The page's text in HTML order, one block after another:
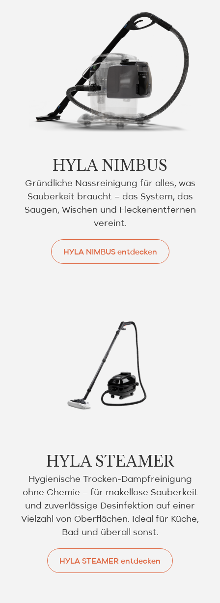
HYLA NIMBUS
Gründliche Nassreinigung für alles, was
Sauberkeit braucht – das System, das
Saugen, Wischen und Fleckenentfernen
vereint.
HYLA NIMBUS entdecken
HYLA STEAMER
Hygienische Trocken-Dampfreinigung
ohne Chemie – für makellose Sauberkeit
und zuverlässige Desinfektion auf einer
Vielzahl von Oberflächen. Ideal für Küche,
Bad und überall sonst.
HYLA STEAMER entdecken